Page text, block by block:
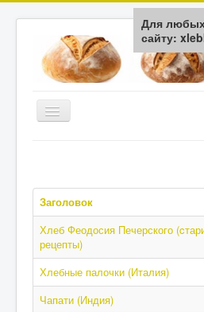
Включить/
Типы Хлеба
Мука / Крупа
Здоровье
Технологии
Заголовок
Хлеб Феодосия Печерского
рецепты)
Хлебные палочки (Италия)
Чапати (Индия)
Для
сайту: